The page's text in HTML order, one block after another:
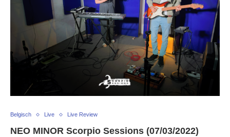
Belgisch Live Live Review
NEO MINOR Scorpio Sessions (07/03/2022)